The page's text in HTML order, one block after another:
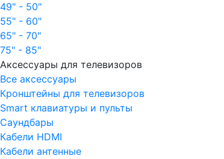
49" - 50"
55" - 60"
65" - 70"
75" - 85"
Аксессуары для телевизоров
Все аксессуары
Кронштейны для телевизоров
Smart клавиатуры и пульты
Саундбары
Кабели HDMI
Кабели антенные